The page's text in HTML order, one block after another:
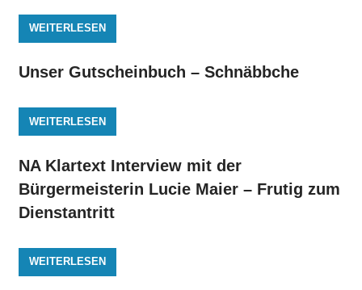
WEITERLESEN
Unser Gutscheinbuch – Schnäbbche
WEITERLESEN
NA Klartext Interview mit der
Bürgermeisterin Lucie Maier – Frutig zum
Dienstantritt
WEITERLESEN